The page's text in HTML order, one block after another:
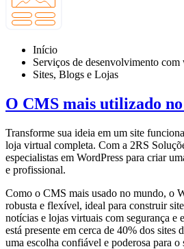
Início
Serviços de desenvolvimento com
Sites, Blogs e Lojas
O CMS mais utilizado
Transforme sua ideia em um site
loja virtual completa. Com a 2RS
especialistas em WordPress para criar
e profissional.
Como o CMS mais usado no mundo, o
robusta e flexível, ideal para construir
notícias e lojas virtuais com segurança e
está presente em cerca de 40% dos sites
uma escolha confiável e poderosa para o